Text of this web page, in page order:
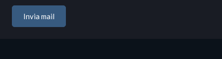
Invia mail